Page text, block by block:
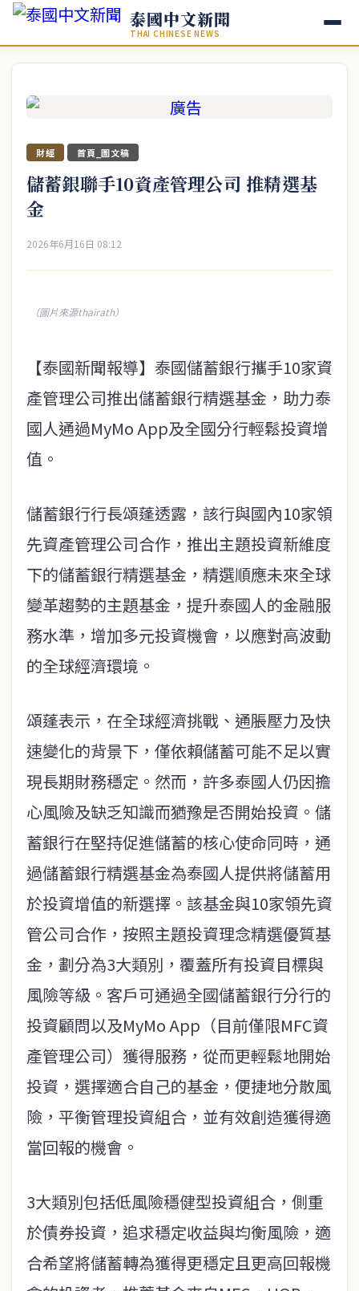
泰國中文新聞
THAI CHINESE NEWS
財經 首頁_圖文稿
儲蓄銀聯手10資產管理公司 推精選基
金
2026年6月16日 08:12
（圖片來源thairath）
【泰國新聞報導】泰國儲蓄銀行攜手10家資
產管理公司推出儲蓄銀行精選基金，助力泰
國人通過MyMo App及全國分行輕鬆投資增
值。
儲蓄銀行行長頌蓬透露，該行與國內10家領
先資產管理公司合作，推出主題投資新維度
下的儲蓄銀行精選基金，精選順應未來全球
變革趨勢的主題基金，提升泰國人的金融服
務水準，增加多元投資機會，以應對高波動
的全球經濟環境。
頌蓬表示，在全球經濟挑戰、通脹壓力及快
速變化的背景下，僅依賴儲蓄可能不足以實
現長期財務穩定。然而，許多泰國人仍因擔
心風險及缺乏知識而猶豫是否開始投資。儲
蓄銀行在堅持促進儲蓄的核心使命同時，通
過儲蓄銀行精選基金為泰國人提供將儲蓄用
於投資增值的新選擇。該基金與10家領先資
管公司合作，按照主題投資理念精選優質基
金，劃分為3大類別，覆蓋所有投資目標與
風險等級。客戶可通過全國儲蓄銀行分行的
投資顧問以及MyMo App（目前僅限MFC資
產管理公司）獲得服務，從而更輕鬆地開始
投資，選擇適合自己的基金，便捷地分散風
險，平衡管理投資組合，並有效創造獲得適
當回報的機會。
3大類別包括低風險穩健型投資組合，側重
於債券投資，追求穩定收益與均衡風險，適
合希望將儲蓄轉為獲得更穩定且更高回報機